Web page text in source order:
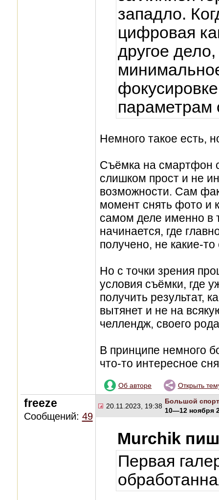
западло.
цифровая
другое
параметрам
Немного такое есть,
Съёмка на смартфон
слишком прост и не
возможности. Сам
момент снять фото и
самом деле именно в
начинается, где
получено, не какие-
Но с точки зрения
условия съёмки, где
получить результат,
вытянет и не на
челлендж, своего
В принципе немного
что-то интересное
Об авторе Открыть
freeze
Сообщений: 49
20.11.2023, 19:38
Большой
10—12 ноября
Murchik
Первая